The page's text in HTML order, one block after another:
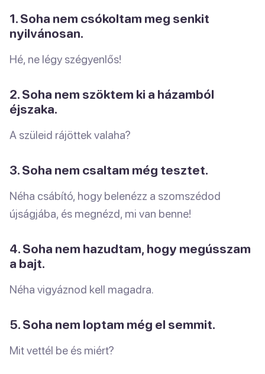
1. Soha nem csókoltam meg senkit
nyilvánosan.
Hé, ne légy szégyenlős!
2. Soha nem szöktem ki a házamból
éjszaka.
A szüleid rájöttek valaha?
3. Soha nem csaltam még tesztet.
Néha csábító, hogy belenézz a szomszédod
újságjába, és megnézd, mi van benne!
4. Soha nem hazudtam, hogy megússzam
a bajt.
Néha vigyáznod kell magadra.
5. Soha nem loptam még el semmit.
Mit vettél be és miért?